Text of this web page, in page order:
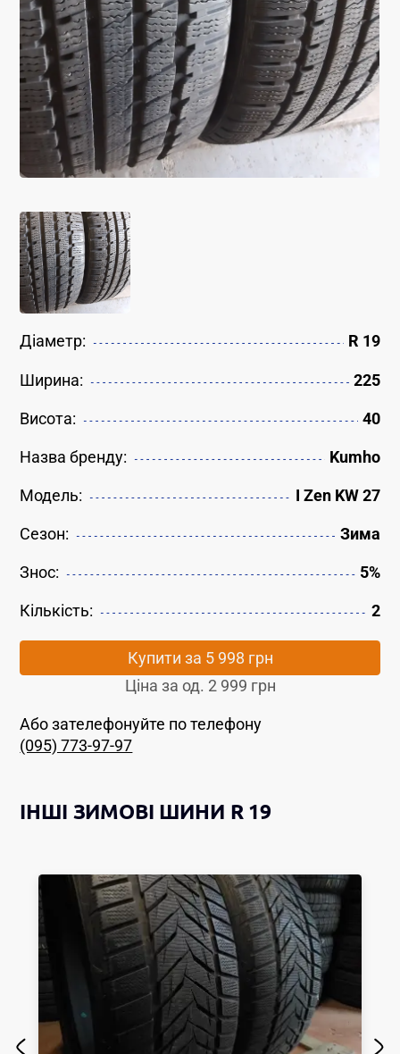
Діаметр: R 19
Ширина: 225
Висота: 40
Назва бренду: Kumho
Модель: I Zen KW 27
Сезон: Зима
Знос: 5%
Кількість: 2
Купити за 5 998 грн
Ціна за од. 2 999 грн
Або зателефонуйте по телефону
(095) 773-97-97
ІНШІ ЗИМОВІ ШИНИ R 19